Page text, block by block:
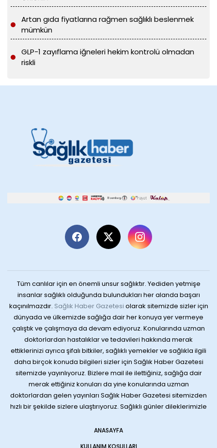
Artan gıda fiyatlarına rağmen sağlıklı beslenmek
mümkün
GLP-1 zayıflama iğneleri hekim kontrolü olmadan
riskli
Tüm canlılar için en önemli unsur sağlıktır. Yediden yetmişe
insanlar sağlıklı olduğunda bulundukları her alanda başarı
kaçınılmazdır. Sağlık Haber Gazetesi olarak sitemizde sizler için
dünyada ve ülkemizde sağlığa dair her konuya yer vermeye
çalıştık ve çalışmaya da devam ediyoruz. Konularında uzman
doktorlardan hastalıklar ve tedavileri hakkında merak
ettiklerinizi ayrıca şifalı bitkiler, sağlıklı yemekler ve sağlıkla ilgili
daha birçok konuda bilgileri sizler için Sağlık Haber Gazetesi
sitemizde yayınlıyoruz. Bizlere mail ile ilettiğiniz, sağlığa dair
merak ettiğiniz konuları da yine konularında uzman
doktorlardan gelen yayınları Sağlık Haber Gazetesi sitemizden
hızlı bir şekilde sizlere ulaştırıyoruz. Sağlıklı günler dileklerimizle
ANASAYFA
KULLANIM KOŞULLARI